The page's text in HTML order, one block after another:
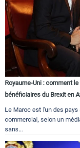
Royaume-Uni : comment
bénéficiaires du Brexit en
Le Maroc est l'un des
commercial, selon un
sans...